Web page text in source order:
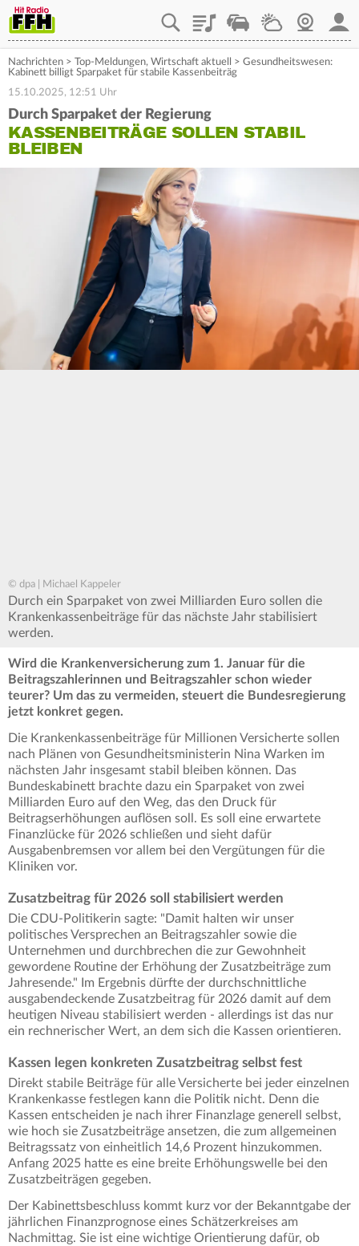
PlaylistStaupilotWetterWebcam
Nachrichten > Top-Meldungen, Wirtschaft aktuell > Gesundheitswesen:
Kabinett billigt Sparpaket für stabile Kassenbeiträg
15.10.2025, 12:51 Uhr
Durch Sparpaket der Regierung
KASSENBEITRÄGE SOLLEN STABIL
BLEIBEN
© dpa | Michael Kappeler
Durch ein Sparpaket von zwei Milliarden Euro sollen die
Krankenkassenbeiträge für das nächste Jahr stabilisiert
werden.
Wird die Krankenversicherung zum 1. Januar für die
Beitragszahlerinnen und Beitragszahler schon wieder
teurer? Um das zu vermeiden, steuert die Bundesregierung
jetzt konkret gegen.
Die Krankenkassenbeiträge für Millionen Versicherte sollen
nach Plänen von Gesundheitsministerin Nina Warken im
nächsten Jahr insgesamt stabil bleiben können. Das
Bundeskabinett brachte dazu ein Sparpaket von zwei
Milliarden Euro auf den Weg, das den Druck für
Beitragserhöhungen auflösen soll. Es soll eine erwartete
Finanzlücke für 2026 schließen und sieht dafür
Ausgabenbremsen vor allem bei den Vergütungen für die
Kliniken vor.
Zusatzbeitrag für 2026 soll stabilisiert werden
Die CDU-Politikerin sagte: "Damit halten wir unser
politisches Versprechen an Beitragszahler sowie die
Unternehmen und durchbrechen die zur Gewohnheit
gewordene Routine der Erhöhung der Zusatzbeiträge zum
Jahresende." Im Ergebnis dürfte der durchschnittliche
ausgabendeckende Zusatzbeitrag für 2026 damit auf dem
heutigen Niveau stabilisiert werden - allerdings ist das nur
ein rechnerischer Wert, an dem sich die Kassen orientieren.
Kassen legen konkreten Zusatzbeitrag selbst fest
Direkt stabile Beiträge für alle Versicherte bei jeder einzelnen
Krankenkasse festlegen kann die Politik nicht. Denn die
Kassen entscheiden je nach ihrer Finanzlage generell selbst,
wie hoch sie Zusatzbeiträge ansetzen, die zum allgemeinen
Beitragssatz von einheitlich 14,6 Prozent hinzukommen.
Anfang 2025 hatte es eine breite Erhöhungswelle bei den
Zusatzbeiträgen gegeben.
Der Kabinettsbeschluss kommt kurz vor der Bekanntgabe der
jährlichen Finanzprognose eines Schätzerkreises am
Nachmittag. Sie ist eine wichtige Orientierung dafür, ob